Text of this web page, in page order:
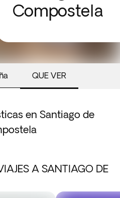
Compostela
QUE VER
en Santiago de
A SANTIAGO DE